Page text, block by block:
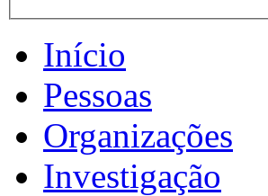
Início
Pessoas
Organizações
Investigação